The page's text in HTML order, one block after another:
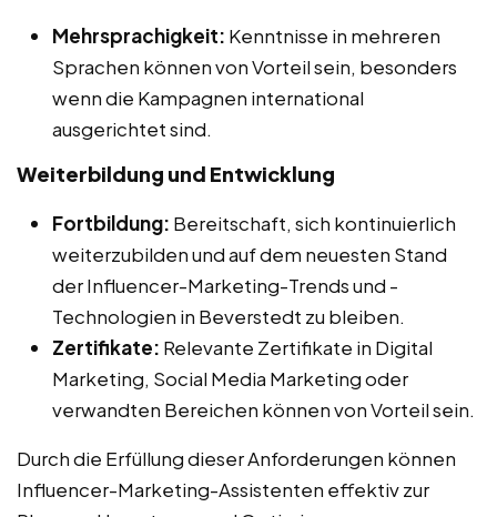
Mehrsprachigkeit: Kenntnisse in mehreren
Sprachen können von Vorteil sein, besonders
wenn die Kampagnen international
ausgerichtet sind.
Weiterbildung und Entwicklung
Fortbildung: Bereitschaft, sich kontinuierlich
weiterzubilden und auf dem neuesten Stand
der Influencer-Marketing-Trends und -
Technologien in Beverstedt zu bleiben.
Zertifikate: Relevante Zertifikate in Digital
Marketing, Social Media Marketing oder
verwandten Bereichen können von Vorteil sein.
Durch die Erfüllung dieser Anforderungen können
Influencer-Marketing-Assistenten effektiv zur